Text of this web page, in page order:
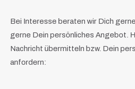
Bei Interesse beraten wir Dich
gerne Dein persönliches Angebot.
Nachricht übermitteln bzw. Dein
anfordern: